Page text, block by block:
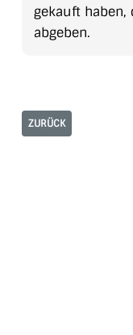
gekauft haben,
abgeben.
ZURÜCK